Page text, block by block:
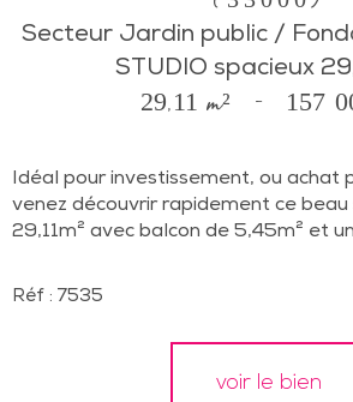
Secteur Jardin public /
STUDIO spacieux
29,11 m² - 157
Idéal pour investissement, ou achat
venez découvrir rapidement ce beau
29,11m² avec balcon de 5,45m² et
Réf : 7535
voir le bien